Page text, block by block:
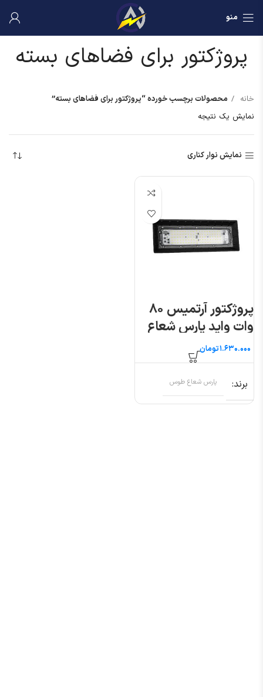
منو
پروژکتور برای فضاهای بسته
خانه
محصولات برچسب خورده “پروژکتور برای فضاهای بسته”
نمایش یک نتیجه
نمایش نوار کناری
پروژکتور آرتمیس ۸۰
وات واید پارس شعاع
طوس تومان
برند پارس شعاع طوس